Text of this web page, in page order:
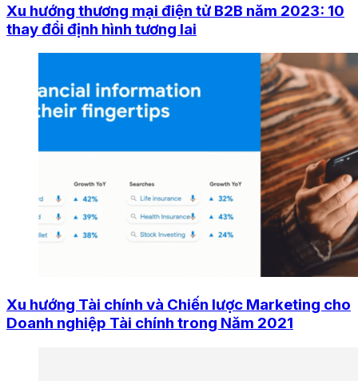
Xu hướng thương mại điện tử B2B năm 2023: 10
thay đổi định hình tương lai
Xu hướng Tài chính và Chiến lược Marketing cho
Doanh nghiệp Tài chính trong Năm 2021